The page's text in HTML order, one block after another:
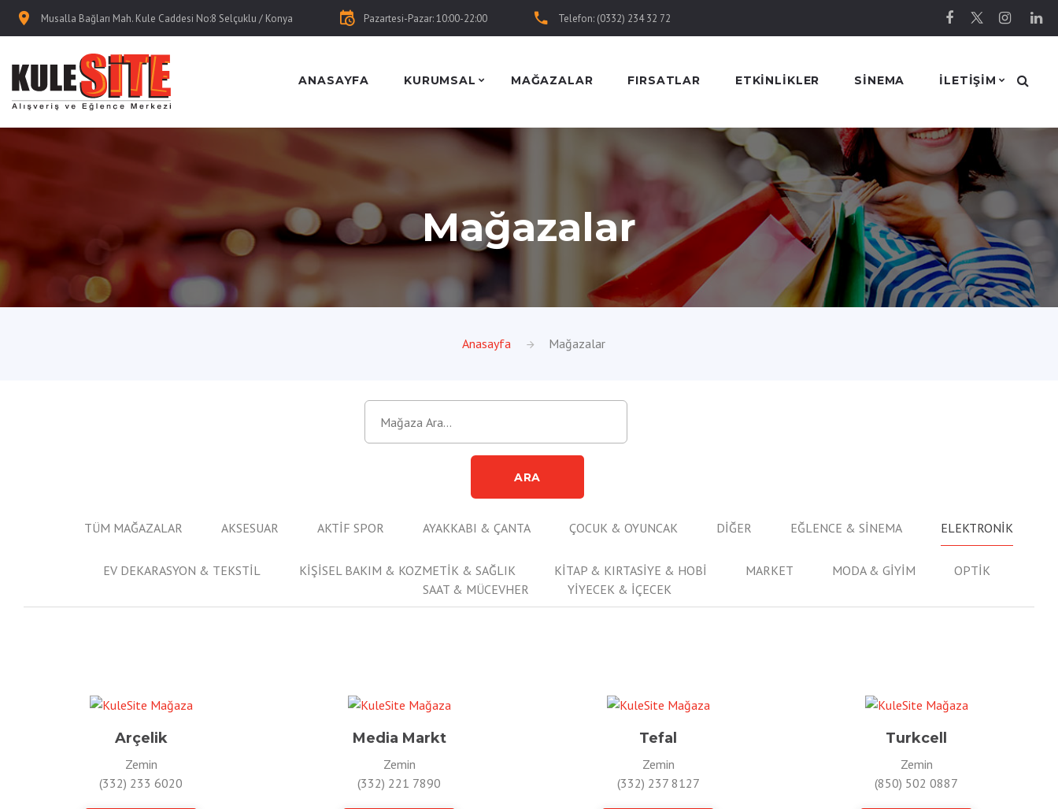
Musalla Bağları Mah. Kule Caddesi No:8 Selçuklu / Konya Pazartesi-Pazar: 10:00-22:00 Telefon: (0332) 234 32 72
ANASAYFA KURUMSAL MAĞAZALAR FIRSATLAR ETKINLIKLER SINEMA ILETIŞIM
Mağazalar
Anasayfa Mağazalar
ARA
TÜM MAĞAZALAR AKSESUAR AKTİF SPOR AYAKKABI & ÇANTA ÇOCUK & OYUNCAK DİĞER EĞLENCE & SİNEMA ELEKTRONİK
EV DEKARASYON & TEKSTİL KİŞİSEL BAKIM & KOZMETİK & SAĞLIK KİTAP & KIRTASİYE & HOBİ MARKET MODA & GİYİM
OPTİK
SAAT & MÜCEVHER
YİYECEK & İÇECEK
Arçelik
Zemin
(332) 233 6020
Media Markt
Zemin
(332) 221 7890
Tefal
Zemin
(332) 237 8127
Turkcell
Zemin
(850) 502 0887